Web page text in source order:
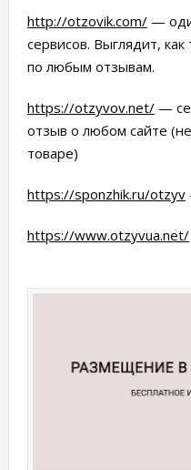
http://otzovik.com/—
сервисов. Выглядит,
по любым отзывам.
https://otzyvov.net/—
отзыв о любом сайте
товаре)
https://sponzhik.ru/otzyv
https://www.otzyvua.net/